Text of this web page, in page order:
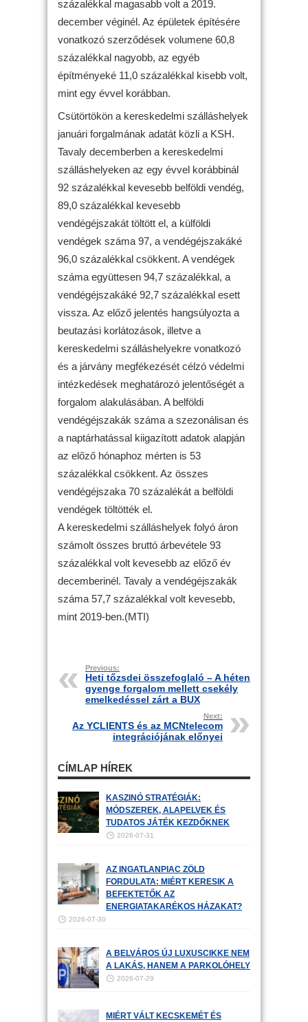
százalékkal magasabb volt a 2019.
december véginél. Az épületek építésére
vonatkozó szerződések volumene 60,8
százalékkal nagyobb, az egyéb
építményeké 11,0 százalékkal kisebb volt,
mint egy évvel korábban.
Csütörtökön a kereskedelmi szálláshelyek
januári forgalmának adatát közli a KSH.
Tavaly decemberben a kereskedelmi
szálláshelyeken az egy évvel korábbinál
92 százalékkal kevesebb belföldi vendég,
89,0 százalékkal kevesebb
vendégéjszakát töltött el, a külföldi
vendégek száma 97, a vendégéjszakáké
96,0 százalékkal csökkent. A vendégek
száma együttesen 94,7 százalékkal, a
vendégéjszakáké 92,7 százalékkal esett
vissza. Az előző jelentés hangsúlyozta a
beutazási korlátozások, illetve a
kereskedelmi szálláshelyekre vonatkozó
és a járvány megfékezését célzó védelmi
intézkedések meghatározó jelentőségét a
forgalom alakulásában. A belföldi
vendégéjszakák száma a szezonálisan és
a naptárhatással kiigazított adatok alapján
az előző hónaphoz mérten is 53
százalékkal csökkent. Az összes
vendégéjszaka 70 százalékát a belföldi
vendégek töltötték el.
A kereskedelmi szálláshelyek folyó áron
számolt összes bruttó árbevétele 93
százalékkal volt kevesebb az előző év
decemberinél. Tavaly a vendégéjszakák
száma 57,7 százalékkal volt kevesebb,
mint 2019-ben.(MTI)
Previous:
Heti tőzsdei összefoglaló – A héten
gyenge forgalom mellett csekély
emelkedéssel zárt a BUX
Next:
Az YCLIENTS és az MCNtelecom
integrációjának előnyei
CÍMLAP HÍREK
KASZINÓ STRATÉGIÁK:
MÓDSZEREK, ALAPELVEK ÉS
TUDATOS JÁTÉK KEZDŐKNEK
2026-07-31
AZ INGATLANPIAC ZÖLD
FORDULATA: MIÉRT KERESIK A
BEFEKTETŐK AZ
ENERGIATAKARÉKOS HÁZAKAT?
2026-07-30
A BELVÁROS ÚJ LUXUSCIKKE NEM
A LAKÁS, HANEM A PARKOLÓHELY
2026-07-29
MIÉRT VÁLT KECSKEMÉT ÉS